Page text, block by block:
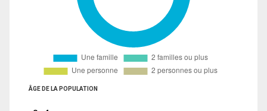
ÂGE DE LA POPULATION